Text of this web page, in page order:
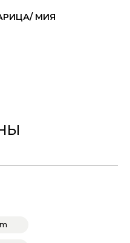
МИЯ